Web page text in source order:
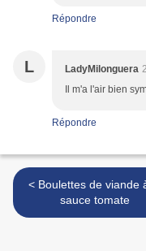
Répondre
L LadyMilonguera
Il m'a l'air bien
Répondre
< Boulettes de viande à la
sauce tomate